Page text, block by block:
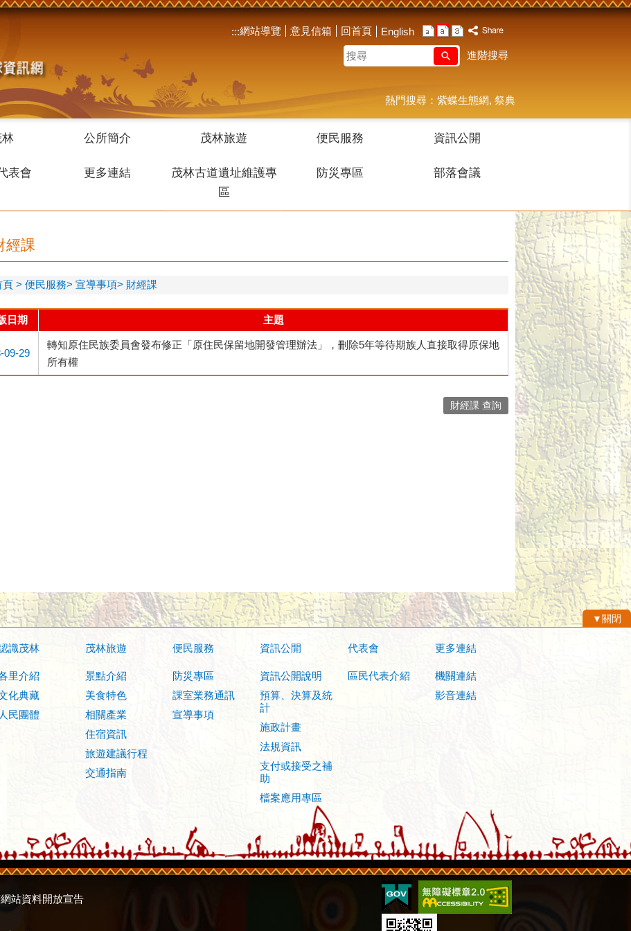
:::網站導覽 意見信箱 回首頁
English
搜
尋
進階搜尋
熱門搜尋： 紫蝶生態網 祭典
公所簡介 茂林旅遊 便民服務 資訊公開
表會 更多連結
茂林古道遺址維護專
區
防災專區 部落會議
經課
頁 便民服務 宣導事項 財經課
日期 主題
09-29
轉知原住民族委員會發布修正「原住民保留地開發管理辦法」，刪除5年等待期族人直接取得原保地
所有權
財經課 查詢
▼關閉
識茂林
里介紹
化典藏
人民團體
茂林旅遊
景點介紹
美食特色
相關產業
住宿資訊
旅遊建議行程
交通指南
便民服務
防災專區
課室業務通訊
宣導事項
資訊公開
資訊公開說明
預算、決算及統
計
施政計畫
法規資訊
支付或接受之補
助
檔案應用專區
代表會
區民代表介紹
更多連結
機關連結
影音連結
站資料開放宣告